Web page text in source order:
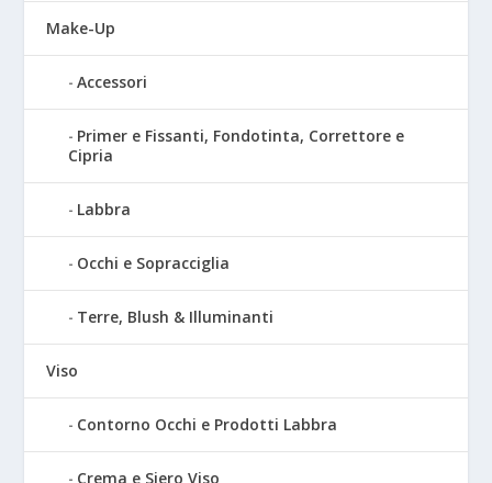
Make-Up
Accessori
Primer e Fissanti, Fondotinta, Correttore e
Cipria
Labbra
Occhi e Sopracciglia
Terre, Blush & Illuminanti
Viso
Contorno Occhi e Prodotti Labbra
Crema e Siero Viso